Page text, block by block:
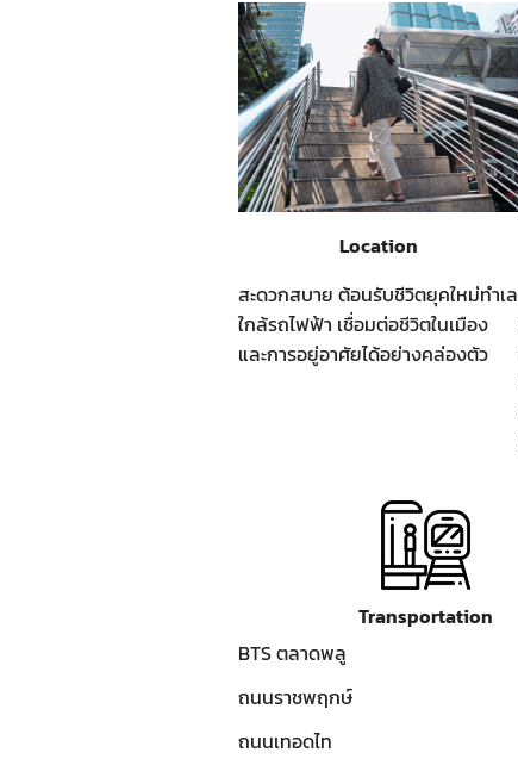
Location
สะดวกสบาย ต้อนรับชีวิตยุคใหม่ทำเล
ใกล้รถไฟฟ้า เชื่อมต่อชีวิตในเมือง
และการอยู่อาศัยได้อย่างคล่องตัว
Transportation
BTS ตลาดพลู
ถนนราชพฤกษ์
ถนนเทอดไท